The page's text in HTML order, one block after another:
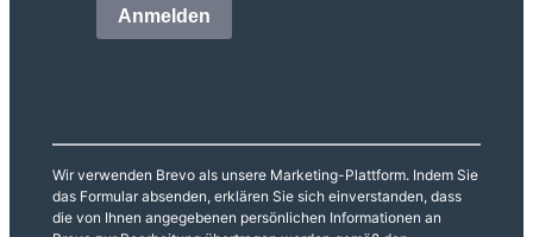
Anmelden
Wir verwenden Brevo als unsere Marketing-Plattform. Indem Sie
das Formular absenden, erklären Sie sich einverstanden, dass
die von Ihnen angegebenen persönlichen Informationen an